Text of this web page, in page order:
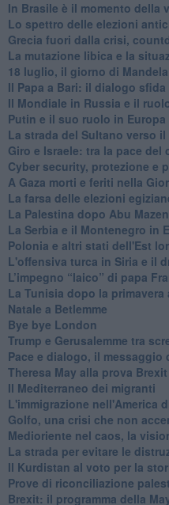
In Brasile è il momento della
Lo spettro delle elezioni
Grecia fuori dalla crisi,
La mutazione libica e la
18 luglio, il giorno di Mandela
Il Papa a Bari: il dialogo sfida
Il Mondiale in Russia e il
Putin e il suo ruolo in Europa
La strada del Sultano verso il
Giro e Israele: tra la pace del
Cyber security, protezione e
A Gaza morti e feriti nella
La farsa delle elezioni
La Palestina dopo Abu Mazen
La Serbia e il Montenegro in
Polonia e altri stati dell'Est
L'offensiva turca in Siria e il
L’impegno “laico” di papa
La Tunisia dopo la primavera
Natale a Betlemme
Bye bye London
Trump e Gerusalemme tra
Pace e dialogo, il messaggio
Theresa May alla prova Brexit
Il Mediterraneo dei migranti
L'immigrazione nell'America
Golfo, una crisi che non
Medioriente nel caos, la
La strada per evitare le
Il Kurdistan al voto per la
Prove di riconciliazione
Brexit: il programma della